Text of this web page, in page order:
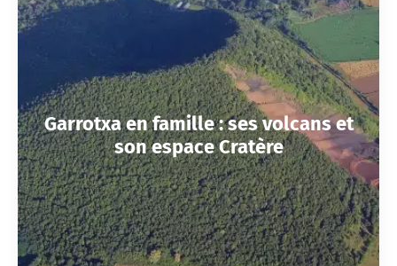
Garrotxa en famille : ses volcans et
son espace Cratère